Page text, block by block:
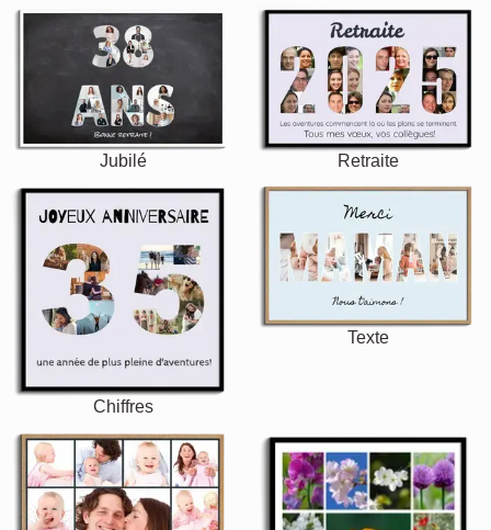
Jubilé Retraite
Chiffres
Texte